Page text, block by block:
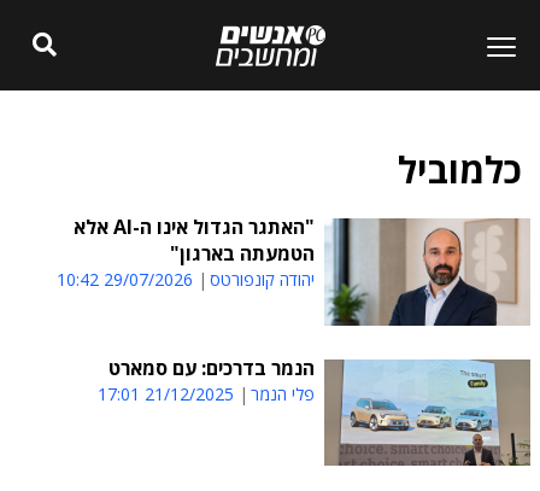
כלמוביל
"האתגר הגדול אינו ה-AI אלא
הטמעתה בארגון"
יהודה קונפורטס 29/07/2026 10:42
הנמר בדרכים: עם סמארט
פלי הנמר 21/12/2025 17:01